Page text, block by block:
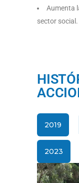
Aumenta
sector social.
2019
2023